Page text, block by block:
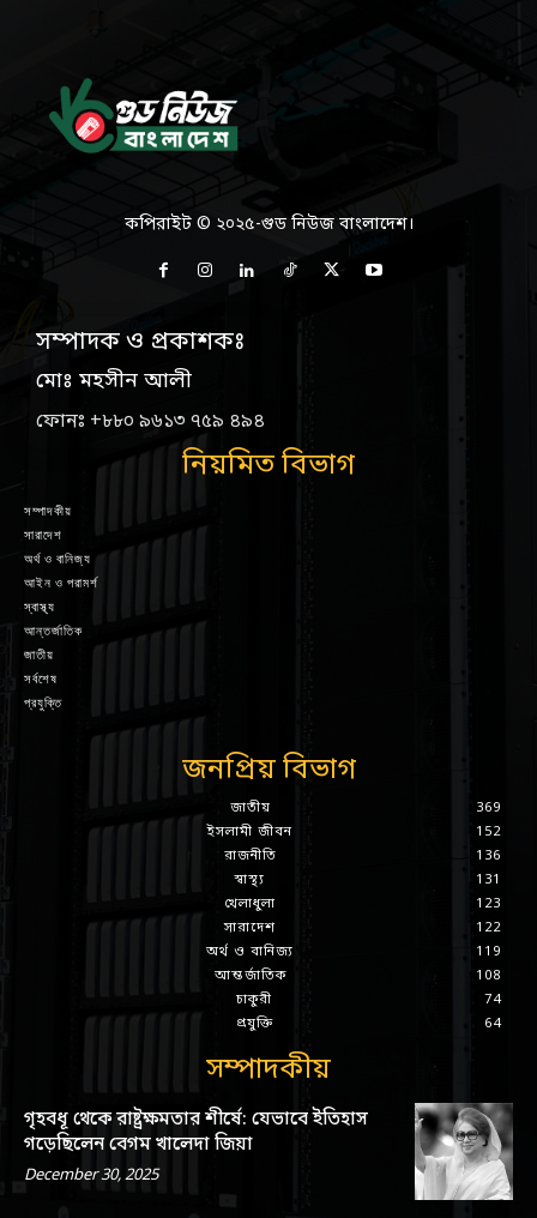
কপিরাইট © ২০২৫-গুড নিউজ বাংলাদেশ।
সম্পাদক ও প্রকাশকঃ
মোঃ মহসীন আলী
ফোনঃ +৮৮০ ৯৬১৩ ৭৫৯ ৪৯৪
নিয়মিত বিভাগ
সম্পাদকীয়
সারাদেশ
অর্থ ও বানিজ্য
আইন ও পরামর্শ
স্বাস্থ্য
আন্তর্জাতিক
জাতীয়
সর্বশেষ
প্রযুক্তি
জনপ্রিয় বিভাগ
জাতীয়
369
ইসলামী জীবন
152
রাজনীতি
136
স্বাস্থ্য
131
খেলাধুলা
123
সারাদেশ
122
অর্থ ও বানিজ্য
119
আন্তর্জাতিক
108
চাকুরী
74
প্রযুক্তি
64
সম্পাদকীয়
গৃহবধূ থেকে রাষ্ট্রক্ষমতার শীর্ষে: যেভাবে ইতিহাস
গড়েছিলেন বেগম খালেদা জিয়া
December 30, 2025